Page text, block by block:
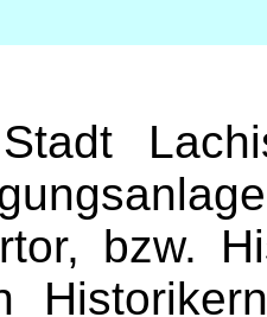
bzw.